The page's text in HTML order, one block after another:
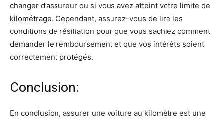
changer d’assureur ou si vous avez atteint votre limite de
kilométrage. Cependant, assurez-vous de lire les
conditions de résiliation pour que vous sachiez comment
demander le remboursement et que vos intérêts soient
correctement protégés.
Conclusion:
En conclusion, assurer une voiture au kilomètre est une